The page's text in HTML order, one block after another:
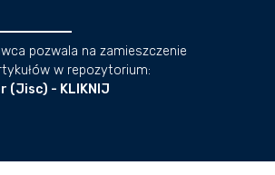
pozwala na zamieszczenie
w repozytorium:
(Jisc) - KLIKNIJ